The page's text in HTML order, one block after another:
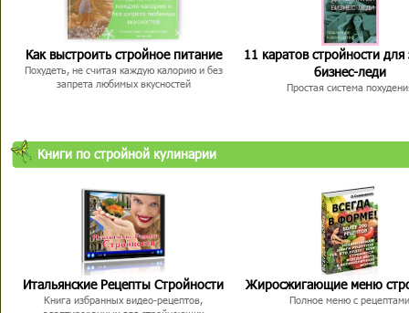
Как выстроить стройное питание
Похудеть, не считая каждую калорию и без
запрета любимых вкусностей
11 каратов стройности для
бизнес-леди
Простая система
Книги по стройной кулинарии
Итальянские Рецепты Стройности
Книга избранных видео-рецептов,
Жиросжигающие меню
Полное меню с рецептами